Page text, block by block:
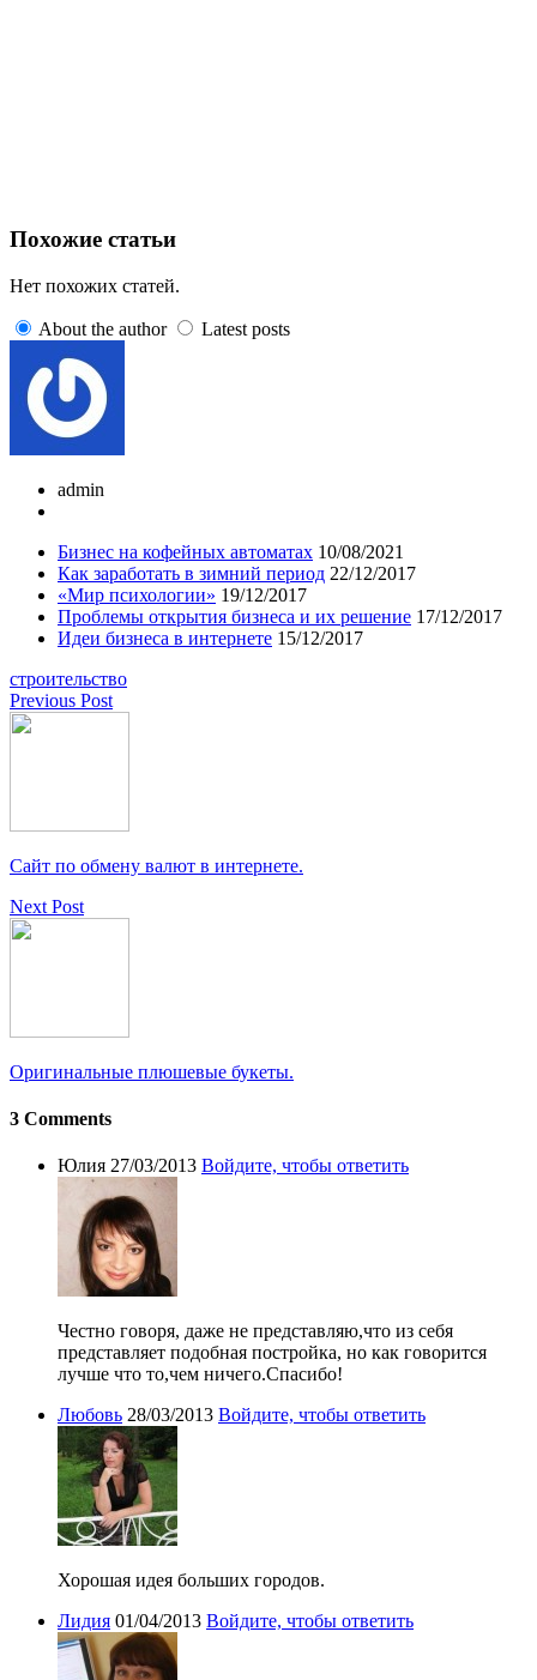
Похожие статьи
Нет похожих статей.
About the author Latest posts
admin
Бизнес на кофейных автоматах 10/08/2021
Как заработать в зимний период 22/12/2017
«Мир психологии» 19/12/2017
Проблемы открытия бизнеса и их решение 17/12/2017
Идеи бизнеса в интернете 15/12/2017
строительство
Previous Post
Сайт по обмену валют в интернете.
Next Post
Оригинальные плюшевые букеты.
3 Comments
Юлия 27/03/2013 Войдите, чтобы ответить
Честно говоря, даже не представляю,что из себя
представляет подобная постройка, но как говорится
лучше что то,чем ничего.Спасибо!
Любовь 28/03/2013 Войдите, чтобы ответить
Хорошая идея больших городов.
Лидия 01/04/2013 Войдите, чтобы ответить